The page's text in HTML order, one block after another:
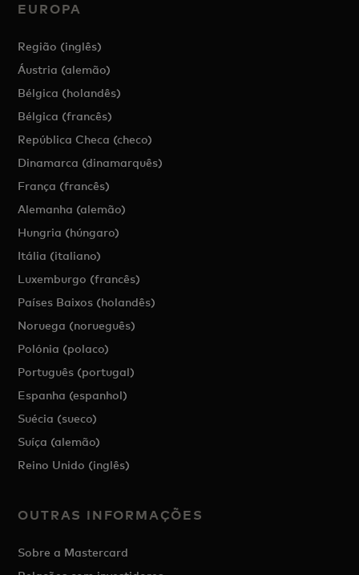
EUROPA
Região (inglês)
Áustria (alemão)
Bélgica (holandês)
Bélgica (francês)
República Checa (checo)
Dinamarca (dinamarquês)
França (francês)
Alemanha (alemão)
Hungria (húngaro)
Itália (italiano)
Luxemburgo (francês)
Países Baixos (holandês)
Noruega (norueguês)
Polónia (polaco)
Português (portugal)
Espanha (espanhol)
Suécia (sueco)
Suíça (alemão)
Reino Unido (inglês)
OUTRAS INFORMAÇÕES
Sobre a Mastercard